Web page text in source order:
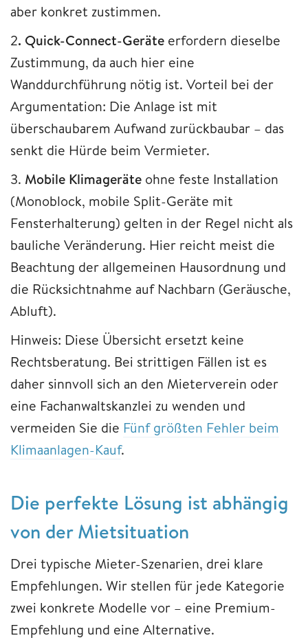
aber konkret zustimmen.
2. Quick-Connect-Geräte erfordern dieselbe
Zustimmung, da auch hier eine
Wanddurchführung nötig ist. Vorteil bei der
Argumentation: Die Anlage ist mit
überschaubarem Aufwand zurückbaubar – das
senkt die Hürde beim Vermieter.
3. Mobile Klimageräte ohne feste Installation
(Monoblock, mobile Split-Geräte mit
Fensterhalterung) gelten in der Regel nicht als
bauliche Veränderung. Hier reicht meist die
Beachtung der allgemeinen Hausordnung und
die Rücksichtnahme auf Nachbarn (Geräusche,
Abluft).
Hinweis: Diese Übersicht ersetzt keine
Rechtsberatung. Bei strittigen Fällen ist es
daher sinnvoll sich an den Mieterverein oder
eine Fachanwaltskanzlei zu wenden und
vermeiden Sie die Fünf größten Fehler beim
Klimaanlagen-Kauf.
Die perfekte Lösung ist abhängig
von der Mietsituation
Drei typische Mieter-Szenarien, drei klare
Empfehlungen. Wir stellen für jede Kategorie
zwei konkrete Modelle vor – eine Premium-
Empfehlung und eine Alternative.